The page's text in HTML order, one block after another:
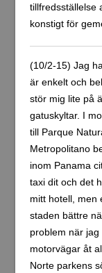
tillfredsställelse
konstigt för
(10/2-15) Jag
är enkelt och
stör mig lite på
gatuskyltar. I
till Parque
Metropolitano
inom Panama
taxi dit och det
mitt hotell, men
staden bättre
problem när
motorvägar åt
Norte parkens